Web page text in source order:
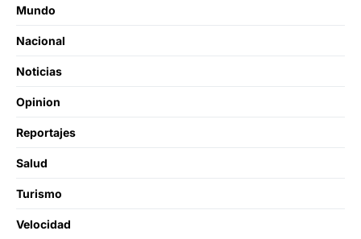
Mundo
Nacional
Noticias
Opinion
Reportajes
Salud
Turismo
Velocidad